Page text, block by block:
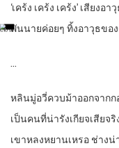
‘เคร้ง เคร้ง เคร้ง’ เสีย
พันนายค่อยๆ ทิ้งอาวุธขอ
…
หลินมู่อวี่ควบม้าออกจากก
เป็นคนที่น่ารังเกียจเสียจ
เขาหลงหยานเหรอ ช่างน่